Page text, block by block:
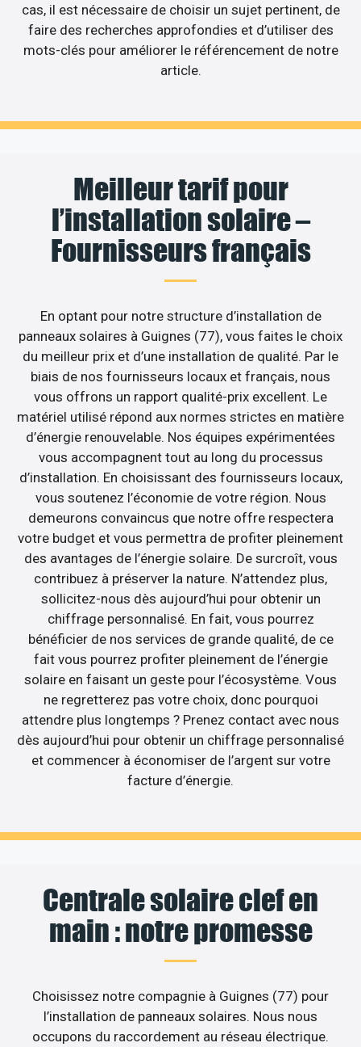
cas, il est nécessaire de choisir un sujet pertinent, de
faire des recherches approfondies et d’utiliser des
mots-clés pour améliorer le référencement de notre
article.
Meilleur tarif pour
l’installation solaire –
Fournisseurs français
En optant pour notre structure d’installation de
panneaux solaires à Guignes (77), vous faites le choix
du meilleur prix et d’une installation de qualité. Par le
biais de nos fournisseurs locaux et français, nous
vous offrons un rapport qualité-prix excellent. Le
matériel utilisé répond aux normes strictes en matière
d’énergie renouvelable. Nos équipes expérimentées
vous accompagnent tout au long du processus
d’installation. En choisissant des fournisseurs locaux,
vous soutenez l’économie de votre région. Nous
demeurons convaincus que notre offre respectera
votre budget et vous permettra de profiter pleinement
des avantages de l’énergie solaire. De surcroît, vous
contribuez à préserver la nature. N’attendez plus,
sollicitez-nous dès aujourd’hui pour obtenir un
chiffrage personnalisé. En fait, vous pourrez
bénéficier de nos services de grande qualité, de ce
fait vous pourrez profiter pleinement de l’énergie
solaire en faisant un geste pour l’écosystème. Vous
ne regretterez pas votre choix, donc pourquoi
attendre plus longtemps ? Prenez contact avec nous
dès aujourd’hui pour obtenir un chiffrage personnalisé
et commencer à économiser de l’argent sur votre
facture d’énergie.
Centrale solaire clef en
main : notre promesse
Choisissez notre compagnie à Guignes (77) pour
l’installation de panneaux solaires. Nous nous
occupons du raccordement au réseau électrique.